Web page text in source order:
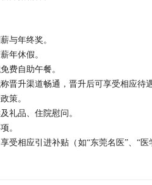
与年终奖。
年休假。
费自助午餐。
晋升渠道畅通，晋升后可享受相应待遇
策。
礼品、住院慰问。
。
受相应引进补贴（如“东莞名医”、“医